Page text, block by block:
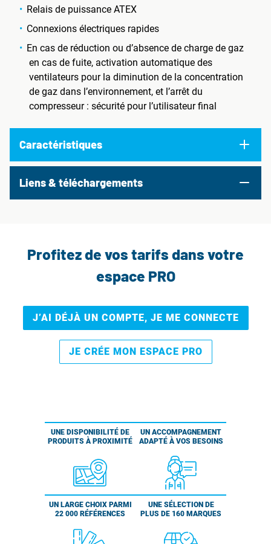
Relais de puissance ATEX
Connexions électriques rapides
En cas de réduction ou d’absence de charge de gaz
en cas de fuite, activation automatique des
ventilateurs pour la diminution de la concentration
de gaz dans l’environnement, et l’arrêt du
compresseur : sécurité pour l’utilisateur final
Caractéristiques
Liens & téléchargements
Profitez de vos tarifs dans votre
espace PRO
J’AI DÉJÀ UN COMPTE, JE ME CONNECTE
JE CRÉE MON ESPACE PRO
UNE DISPONIBILITÉ DE
PRODUITS À PROXIMITÉ
UN ACCOMPAGNEMENT
ADAPTÉ À VOS BESOINS
UN LARGE CHOIX PARMI
22 000 RÉFÉRENCES
UNE SÉLECTION DE
PLUS DE 160 MARQUES